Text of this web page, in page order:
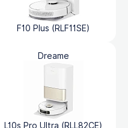
F10 Plus (RLF11SE)
Dreame
L10s Pro Ultra (RLL82CE)